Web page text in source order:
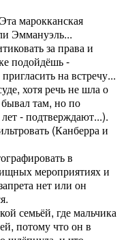
марокканская
Эммануэль...
за права и
подойдёшь -
на встречу...
хотя речь не шла о
там, но по
- подтверждают...).
(Канберра и
в
мероприятиях и
нет или он
семьёй, где мальчика
потому что он в